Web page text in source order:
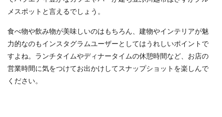
メスポットと言えるでしょう。
食べ物や飲み物が美味しいのはもちろん、建物やインテリアが魅
力的なのもインスタグラムユーザーとしてはうれしいポイントで
すよね。ランチタイムやディナータイムの休憩時間など、お店の
営業時間に気をつけてお出かけしてスナップショットを楽しんで
ください。